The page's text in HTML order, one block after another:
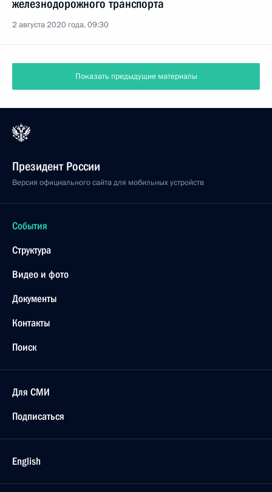
железнодорожного транспорта
2 августа 2020 года, 09:30
Показать предыдущие материалы
Президент России
Версия официального сайта для мобильных устройств
События
Структура
Видео и фото
Документы
Контакты
Поиск
Для СМИ
Подписаться
English